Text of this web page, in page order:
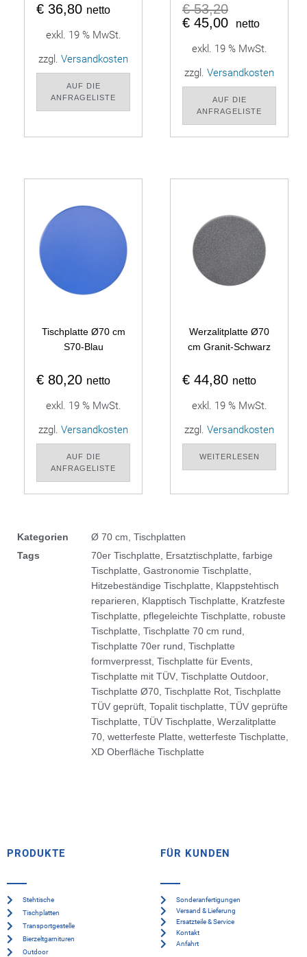
€ 36,80 netto
exkl. 19 % MwSt.
zzgl. Versandkosten
AUF DIE
ANFRAGELISTE
€53,20
€ 45,00 netto
exkl. 19 % MwSt.
zzgl. Versandkosten
AUF DIE
ANFRAGELISTE
Tischplatte Ø70 cm
S70-Blau
€ 80,20 netto
exkl. 19 % MwSt.
zzgl. Versandkosten
AUF DIE
ANFRAGELISTE
Werzalitplatte Ø70
cm Granit-Schwarz
€ 44,80 netto
exkl. 19 % MwSt.
zzgl. Versandkosten
WEITERLESEN
Kategorien Ø 70 cm Tischplatten
Tags
70er Tischplatte Ersatztischplatte farbige
Tischplatte Gastronomie Tischplatte
Hitzebeständige Tischplatte
Klappstehtisch
reparieren
Klapptisch Tischplatte
Kratzfeste
Tischplatte
pflegeleichte Tischplatte
robuste
Tischplatte Tischplatte 70 cm rund
Tischplatte 70er rund Tischplatte
formverpresst Tischplatte für Events
Tischplatte mit TÜV Tischplatte Outdoor
Tischplatte Ø70 Tischplatte Rot Tischplatte
TÜV geprüft Topalit tischplatte TÜV geprüfte
Tischplatte TÜV Tischplatte Werzalitplatte
70 wetterfeste Platte wetterfeste Tischplatte
XD Oberfläche Tischplatte
PRODUKTE
Stehtische
Tischplatten
Transportgestelle
Bierzeltgarnituren
Outdoor
FÜR KUNDEN
Sonderanfertigungen
Versand & Lieferung
Ersatzteile & Service
Kontakt
Anfahrt